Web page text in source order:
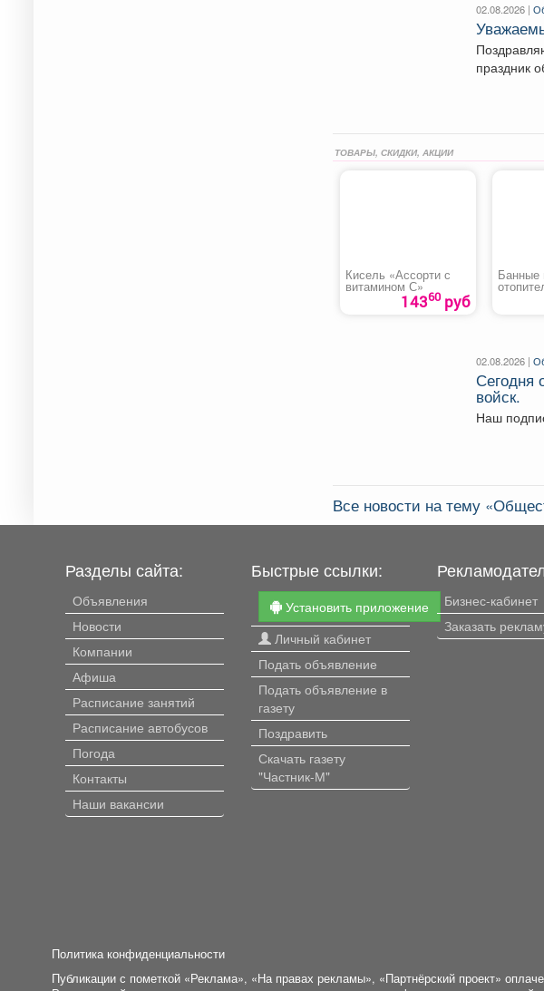
02.08.2026 |
праздник
ТОВАРЫ, СКИДКИ, АКЦИИ
Кисель «Ассорти с
витамином С»
14360руб
Банные
02.08.2026 |
Сегодня
войск.
Наш
Все новости на тему
Разделы сайта:
Объявления
Новости
Компании
Афиша
Расписание занятий
Расписание автобусов
Погода
Контакты
Наши вакансии
Быстрые ссылки:
Установить приложение
Личный кабинет
Подать объявление
Подать объявление в
газету
Поздравить
Скачать газету
"Частник-М"
Бизнес-кабинет
Заказать
Политика конфиденциальности
Публикации с пометкой «Реклама», «На правах рекламы», «Партнёрский проект»